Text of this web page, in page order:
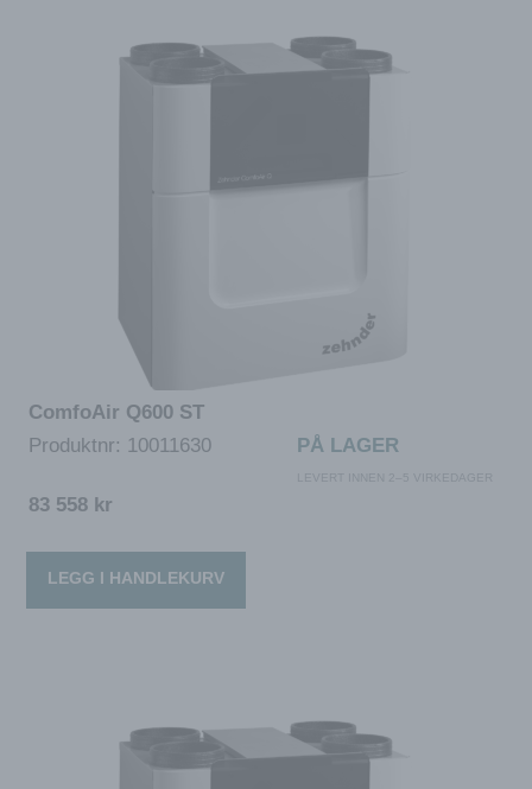
ComfoAir Q600 ST
Produktnr: 10011630 PÅ LAGER
LEVERT INNEN 2–5 VIRKEDAGER
83 558 kr
LEGG I HANDLEKURV